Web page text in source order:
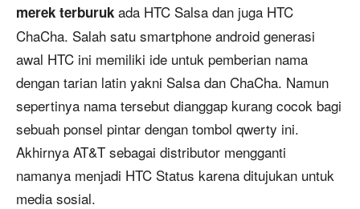
merek terburuk ada HTC Salsa dan juga HTC
ChaCha. Salah satu smartphone android generasi
awal HTC ini memiliki ide untuk pemberian nama
dengan tarian latin yakni Salsa dan ChaCha. Namun
sepertinya nama tersebut dianggap kurang cocok bagi
sebuah ponsel pintar dengan tombol qwerty ini.
Akhirnya AT&T sebagai distributor mengganti
namanya menjadi HTC Status karena ditujukan untuk
media sosial.